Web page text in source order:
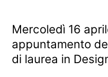
Mercoledì 16
appuntamento
di laurea in